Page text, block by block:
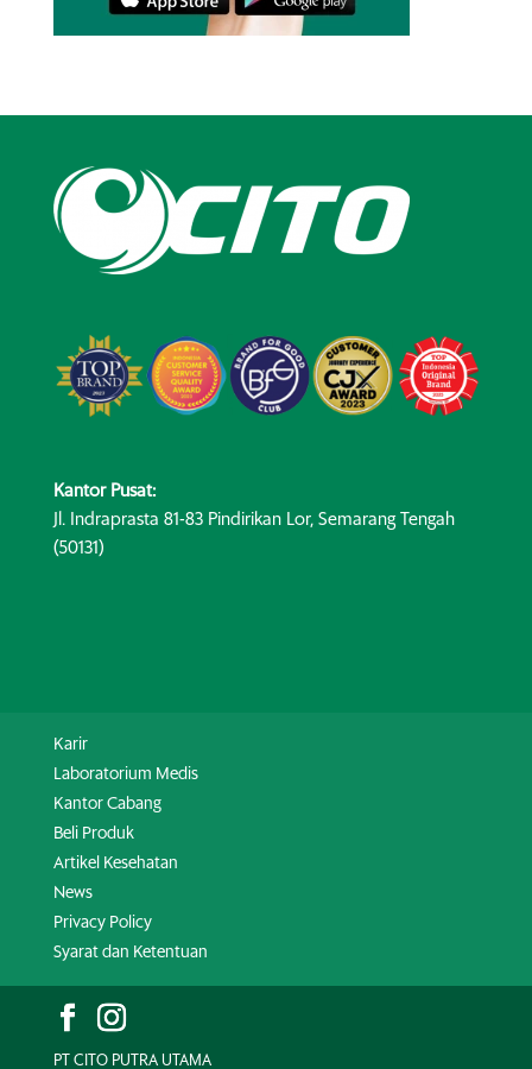
Kantor Pusat:
Jl. Indraprasta 81-83 Pindirikan Lor, Semarang Tengah
(50131)
Karir
Laboratorium Medis
Kantor Cabang
Beli Produk
Artikel Kesehatan
News
Privacy Policy
Syarat dan Ketentuan
PT CITO PUTRA UTAMA